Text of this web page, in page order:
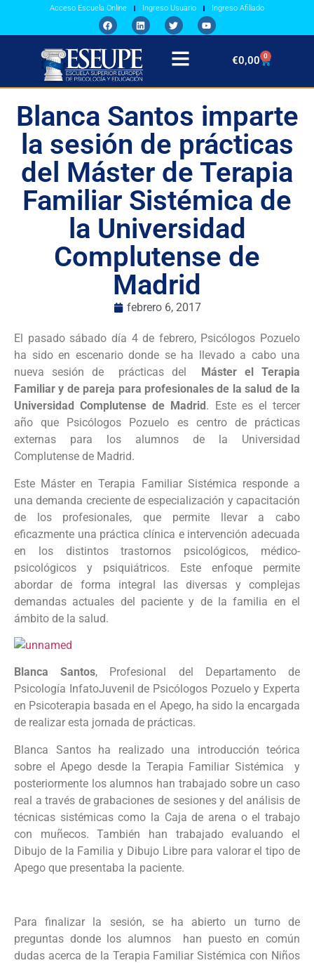
Acceso Escuela Online Ingreso Usuario Ingreso Afiliado
€0,00 0
Blanca Santos imparte
la sesión de prácticas
del Máster de Terapia
Familiar Sistémica de
la Universidad
Complutense de
Madrid
febrero 6, 2017
El pasado sábado día 4 de febrero, Psicólogos Pozuelo
ha sido en escenario donde se ha llevado a cabo una
nueva sesión de prácticas del
Máster el Terapia
Familiar y de pareja para profesionales de la salud de la
Universidad Complutense de Madrid . Este es el tercer
año que Psicólogos Pozuelo es centro de prácticas
externas para los alumnos de la Universidad
Complutense de Madrid.
Este Máster en Terapia Familiar Sistémica responde a
una demanda creciente de especialización y capacitación
de los profesionales, que permite llevar a cabo
eficazmente una práctica clínica e intervención adecuada
en los distintos trastornos psicológicos, médico-
psicológicos y psiquiátricos. Este enfoque permite
abordar de forma integral las diversas y complejas
demandas actuales del paciente y de la familia en el
ámbito de la salud.
Blanca Santos, Profesional del Departamento de
Psicología InfatoJuvenil de Psicólogos Pozuelo y Experta
en Psicoterapia basada en el Apego, ha sido la encargada
de realizar esta jornada de prácticas.
Blanca Santos ha realizado una introducción teórica
sobre el Apego desde la Terapia Familiar Sistémica y
posteriormente los alumnos han trabajado sobre un caso
real a través de grabaciones de sesiones y del análisis de
técnicas sistémicas como la Caja de arena o el trabajo
con muñecos. También han trabajado evaluando el
Dibujo de la Familia y Dibujo Libre para valorar el tipo de
Apego que presentaba la paciente.
Para finalizar la sesión, se ha abierto un turno de
preguntas donde los alumnos han puesto en común
dudas acerca de la Terapia Familiar Sistémica con Niños